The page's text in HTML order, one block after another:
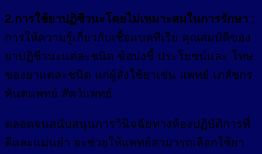
2.การใช้ยาปฏิชีวนะโดยไม่เหมาะสมในการรักษา :
การให้ความรู้เกี่ยวกับเชื้อแบคทีเรีย คุณสมบัติของ
ยาปฏิชีวนะแต่ละชนิด ข้อบ่งชี้ ประโยชน์และ โทษ
ของยาแต่ละชนิด แก่ผู้สั่งใช้ยาเช่น แพทย์ เภสัชกร
ทันตแพทย์ สัตว์แพทย์
ตลอดจนสนับสนุนการวินิจฉัยทางห้องปฏิบัติการที่
ดีและแม่นยำ จะช่วยให้แพทย์สามารถเลือกใช้ยา